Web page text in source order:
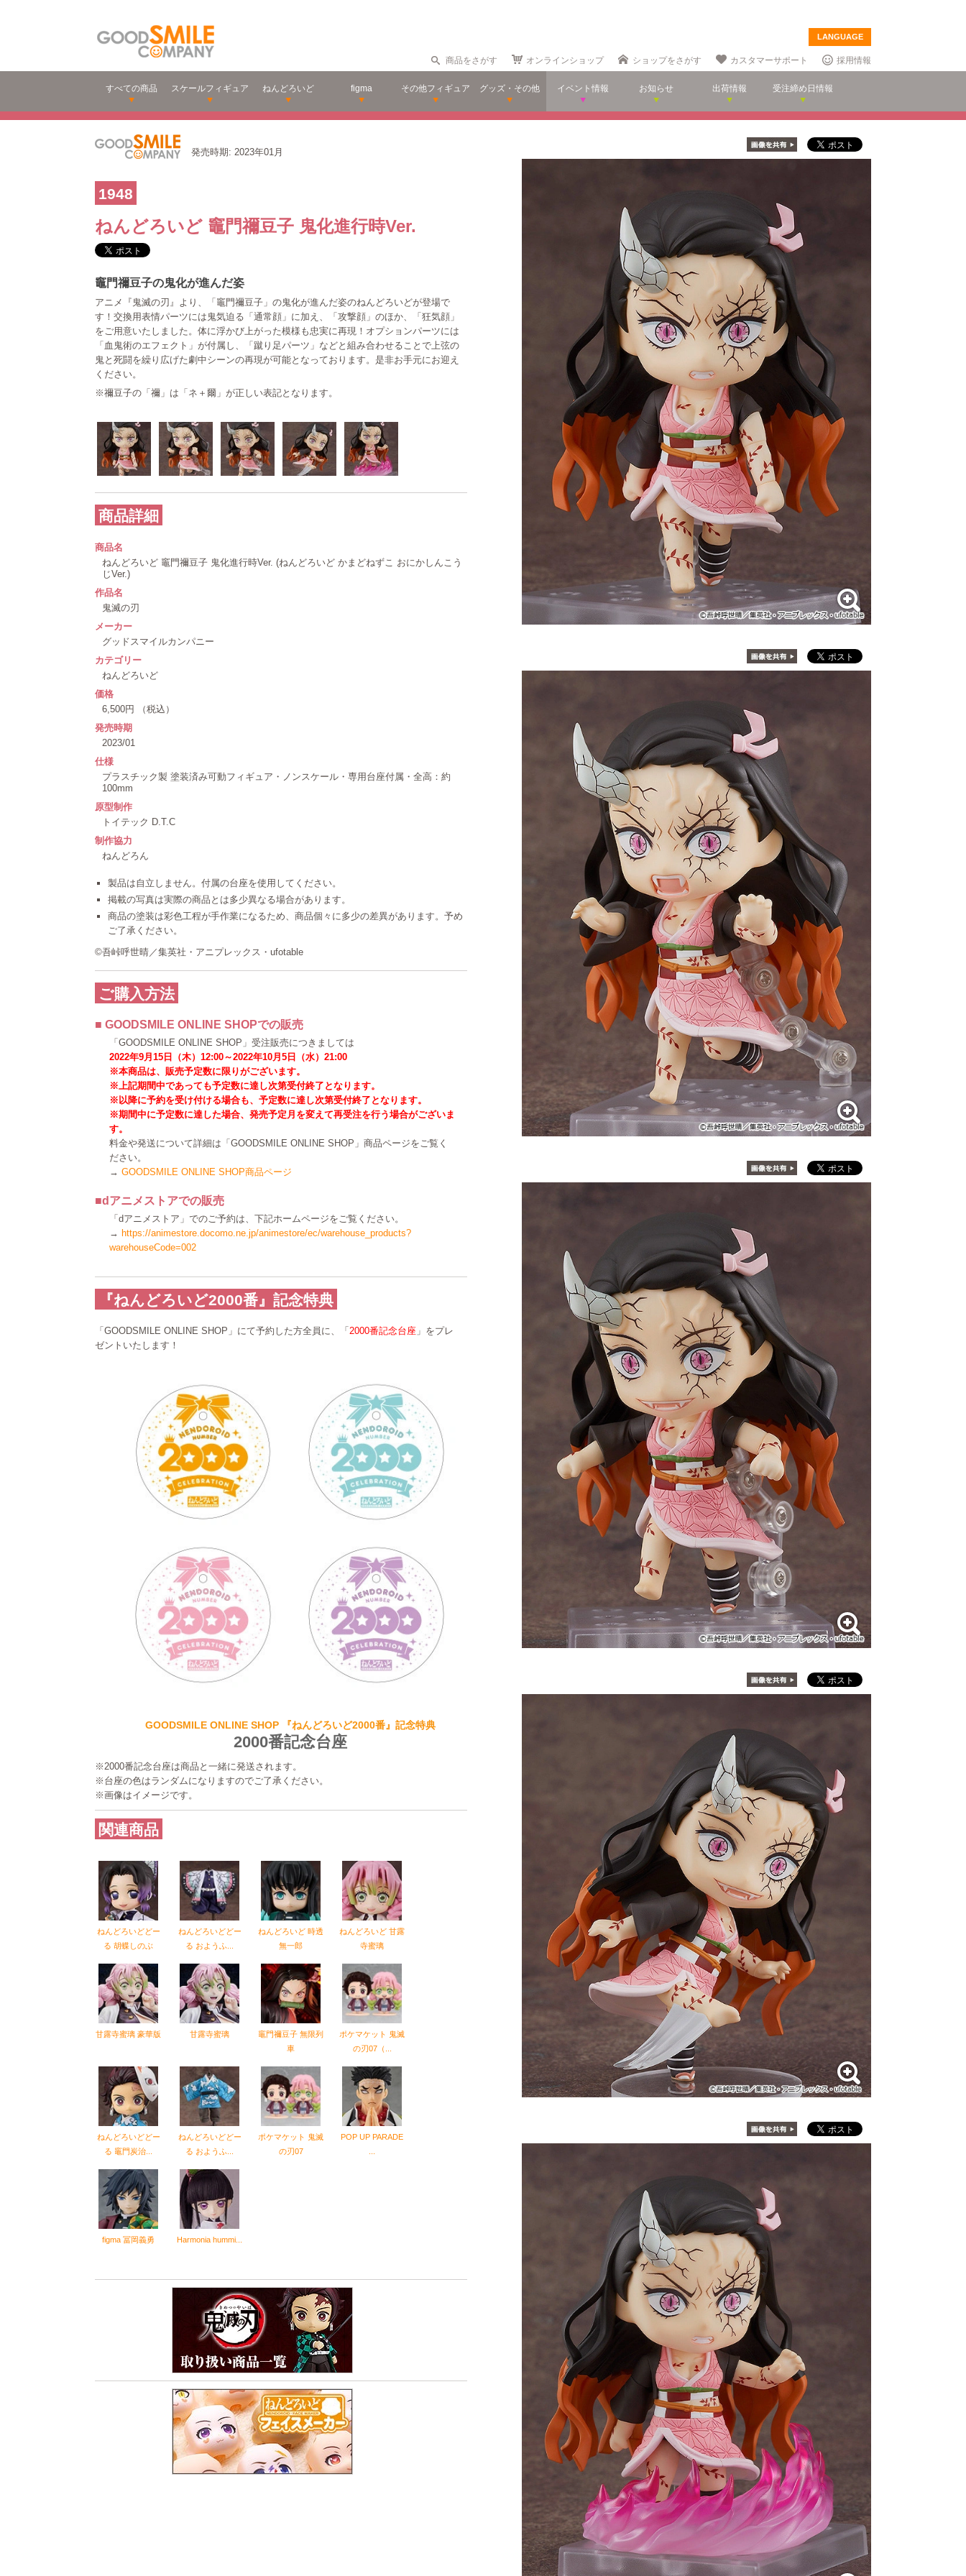
LANGUAGE
商品をさがす オンラインショップ ショップをさがす カスタマーサポート 採用情報
すべての商品 スケールフィギュア ねんどろいど figma その他フィギュア グッズ・その他 イベント情報 お知らせ 出荷情報 受注締め日情報
発売時期: 2023年01月
1948
ねんどろいど 竈門禰豆子 鬼化進行時Ver.
竈門禰豆子の鬼化が進んだ姿
アニメ『鬼滅の刃』より、「竈門禰豆子」の鬼化が進んだ姿のねんどろいどが登場で
す！交換用表情パーツには鬼気迫る「通常顔」に加え、「攻撃顔」のほか、「狂気顔」
をご用意いたしました。体に浮かび上がった模様も忠実に再現！オプションパーツには
「血鬼術のエフェクト」が付属し、「蹴り足パーツ」などと組み合わせることで上弦の
鬼と死闘を繰り広げた劇中シーンの再現が可能となっております。是非お手元にお迎え
ください。
※禰豆子の「禰」は「ネ＋爾」が正しい表記となります。
商品詳細
商品名
ねんどろいど 竈門禰豆子 鬼化進行時Ver. (ねんどろいど かまどねずこ おにかしんこう
じVer.)
作品名
鬼滅の刃
メーカー
グッドスマイルカンパニー
カテゴリー
ねんどろいど
価格
6,500円 （税込）
発売時期
2023/01
仕様
プラスチック製 塗装済み可動フィギュア・ノンスケール・専用台座付属・全高：約
100mm
原型制作
トイテック D.T.C
制作協力
ねんどろん
製品は自立しません。付属の台座を使用してください。
掲載の写真は実際の商品とは多少異なる場合があります。
商品の塗装は彩色工程が手作業になるため、商品個々に多少の差異があります。予め
ご了承ください。
©吾峠呼世晴／集英社・アニプレックス・ufotable
ご購入方法
■ GOODSMILE ONLINE SHOPでの販売
「GOODSMILE ONLINE SHOP」受注販売につきましては
2022年9月15日（木）12:00～2022年10月5日（水）21:00
※本商品は、販売予定数に限りがございます。
※上記期間中であっても予定数に達し次第受付終了となります。
※以降に予約を受け付ける場合も、予定数に達し次第受付終了となります。
※期間中に予定数に達した場合、発売予定月を変えて再受注を行う場合がございま
す。
料金や発送について詳細は「GOODSMILE ONLINE SHOP」商品ページをご覧く
ださい。
→ GOODSMILE ONLINE SHOP商品ページ
■dアニメストアでの販売
「dアニメストア」でのご予約は、下記ホームページをご覧ください。
→ https://animestore.docomo.ne.jp/animestore/ec/warehouse_products?
warehouseCode=002
『ねんどろいど2000番』記念特典
「GOODSMILE ONLINE SHOP」にて予約した方全員に、「2000番記念台座 」をプレ
ゼントいたします！
GOODSMILE ONLINE SHOP 『ねんどろいど2000番』記念特典
2000番記念台座
※2000番記念台座は商品と一緒に発送されます。
※台座の色はランダムになりますのでご了承ください。
※画像はイメージです。
関連商品
ねんどろいどどー
る 胡蝶しのぶ
ねんどろいどどー
る おようふ...
ねんどろいど 時透
無一郎
ねんどろいど 甘露
寺蜜璃
甘露寺蜜璃 豪華版 甘露寺蜜璃
竈門禰豆子 無限列
車
ポケマケット 鬼滅
の刃07（...
ねんどろいどどー
る 竈門炭治...
ねんどろいどどー
る おようふ...
ポケマケット 鬼滅
の刃07
POP UP PARADE
figma 冨岡義勇 Harmonia hummi...